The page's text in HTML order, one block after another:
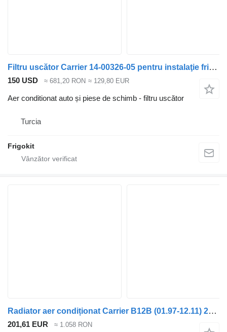
Filtru uscător Carrier 14-00326-05 pentru instalaţie frigorifică Carrier Maxima
150 USD ≈ 681,20 RON ≈ 129,80 EUR
Aer conditionat auto și piese de schimb - filtru uscător
Turcia
Frigokit
Radiator aer condiționat Carrier B12B (01.97-12.11) 21112946 pentru autobuz Volvo B6, B7, B9, B10, B12 bus (1978-2011)
201,61 EUR ≈ 1.058 RON